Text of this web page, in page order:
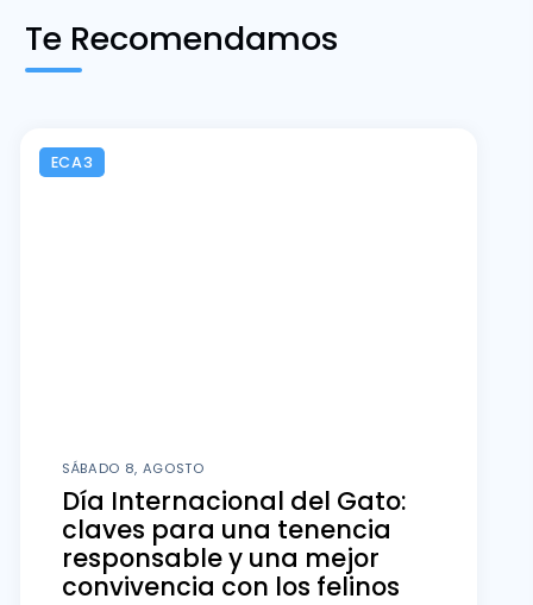
Te Recomendamos
ECA3
SÁBADO 8, AGOSTO
Día Internacional del Gato:
claves para una tenencia
responsable y una mejor
convivencia con los felinos